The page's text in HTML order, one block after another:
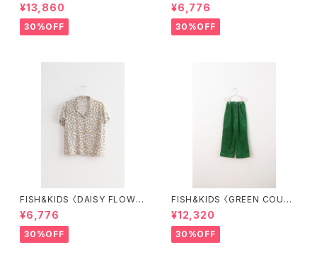
S DRESS〉
¥13,860
30%OFF
R SHORT〉
¥6,776
30%OFF
FISH&KIDS 〈DAISY FLOWE
R SHIRT〉
¥6,776
30%OFF
FISH&KIDS 〈GREEN COURD
ORY〉
¥12,320
30%OFF